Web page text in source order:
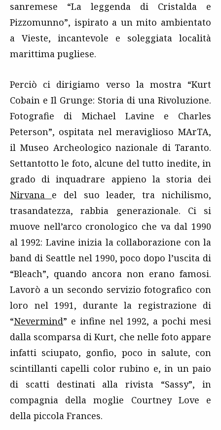
sanremese “La leggenda di Cristalda e
Pizzomunno”, ispirato a un mito ambientato
a Vieste, incantevole e soleggiata località
marittima pugliese.
Perciò ci dirigiamo verso la mostra “Kurt
Cobain e Il Grunge: Storia di una Rivoluzione.
Fotografie di Michael Lavine e Charles
Peterson”, ospitata nel meraviglioso MArTA,
il Museo Archeologico nazionale di Taranto.
Settantotto le foto, alcune del tutto inedite, in
grado di inquadrare appieno la storia dei
Nirvana e del suo leader, tra nichilismo,
trasandatezza, rabbia generazionale. Ci si
muove nell’arco cronologico che va dal 1990
al 1992: Lavine inizia la collaborazione con la
band di Seattle nel 1990, poco dopo l’uscita di
“Bleach”, quando ancora non erano famosi.
Lavorò a un secondo servizio fotografico con
loro nel 1991, durante la registrazione di
“Nevermind” e infine nel 1992, a pochi mesi
dalla scomparsa di Kurt, che nelle foto appare
infatti sciupato, gonfio, poco in salute, con
scintillanti capelli color rubino e, in un paio
di scatti destinati alla rivista “Sassy”, in
compagnia della moglie Courtney Love e
della piccola Frances.